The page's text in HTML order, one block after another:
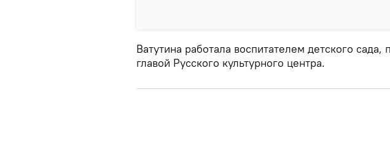
Ватутина работала воспитателем детского
главой Русского культурного центра.